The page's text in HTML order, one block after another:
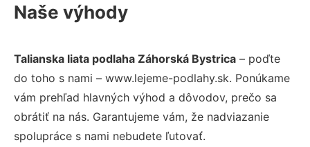
Naše výhody
Talianska liata podlaha Záhorská Bystrica – poďte
do toho s nami – www.lejeme-podlahy.sk. Ponúkame
vám prehľad hlavných výhod a dôvodov, prečo sa
obrátiť na nás. Garantujeme vám, že nadviazanie
spolupráce s nami nebudete ľutovať.